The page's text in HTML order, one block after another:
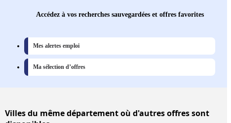
Accédez à vos recherches sauvegardées et offres favorites
Mes alertes emploi
Ma sélection d’offres
Villesdu même département où d'autres offres sont